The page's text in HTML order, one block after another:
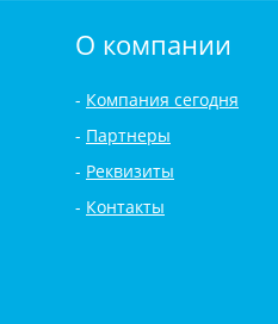
О компании
Компания сегодня
Партнеры
Реквизиты
Контакты